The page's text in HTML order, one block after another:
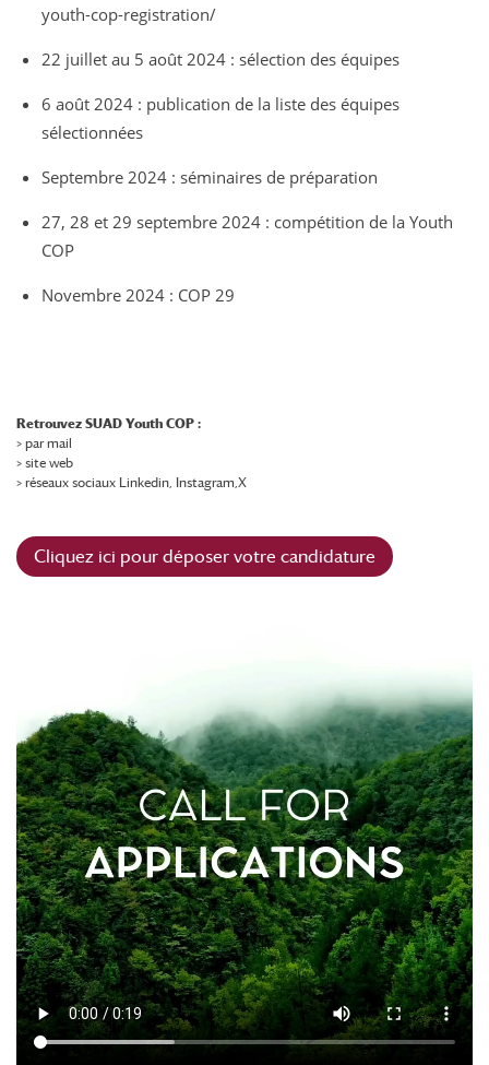
youth-cop-registration/
22 juillet au 5 août 2024 : sélection des équipes
6 août 2024 : publication de la liste des équipes
sélectionnées
Septembre 2024 : séminaires de préparation
27, 28 et 29 septembre 2024 : compétition de la Youth
COP
Novembre 2024 : COP 29
Retrouvez SUAD Youth COP :
> par mail
> site web
> réseaux sociaux Linkedin, Instagram,X
Cliquez ici pour déposer votre candidature